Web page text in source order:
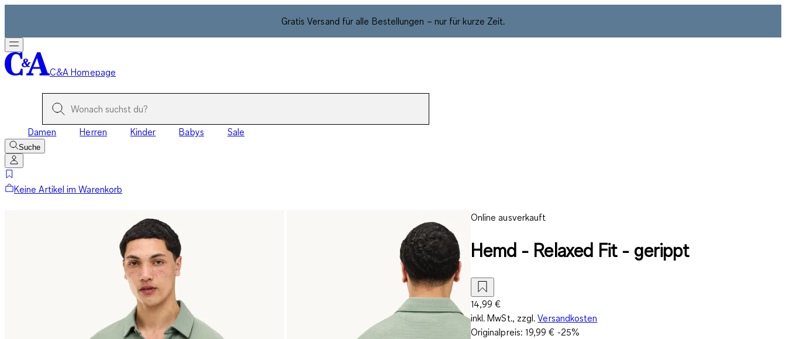
Gratis Versand für alle Bestellungen – nur für kurze Zeit.
C&A Homepage
Damen Herren Kinder Babys Sale
Suche
Keine Artikel im Warenkorb
Online ausverkauft
Hemd - Relaxed Fit - gerippt
14,99 €
inkl. MwSt., zzgl. Versandkosten
Originalpreis: 19,99 € -25%